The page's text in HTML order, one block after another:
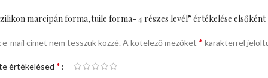
marcipán forma,tuile forma- 4 részes levél” értékelése elsőként
e-mail címet nem tesszük közzé. A kötelező mezőket * karakterrel
értékelésed *